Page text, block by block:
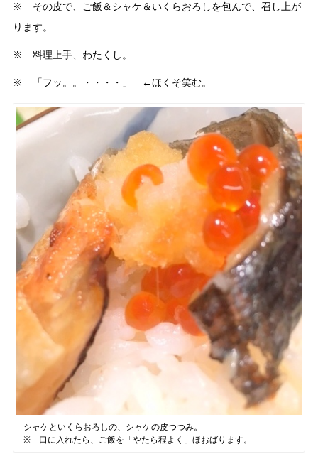
※ その皮で、ご飯＆シャケ＆いくらおろしを包んで、召し上が
ります。
※ 料理上手、わたくし。
※ 「フッ。。・・・・」 ←ほくそ笑む。
シャケといくらおろしの、シャケの皮つつみ。
※ 口に入れたら、ご飯を「やたら程よく」ほおばります。